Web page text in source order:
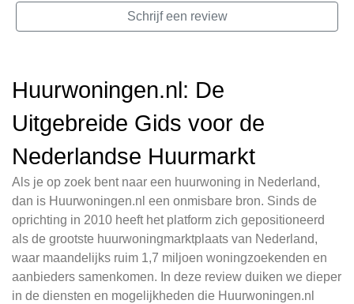
Schrijf een review
Huurwoningen.nl: De
Uitgebreide Gids voor de
Nederlandse Huurmarkt
Als je op zoek bent naar een huurwoning in Nederland,
dan is Huurwoningen.nl een onmisbare bron. Sinds de
oprichting in 2010 heeft het platform zich gepositioneerd
als de grootste huurwoningmarktplaats van Nederland,
waar maandelijks ruim 1,7 miljoen woningzoekenden en
aanbieders samenkomen. In deze review duiken we dieper
in de diensten en mogelijkheden die Huurwoningen.nl